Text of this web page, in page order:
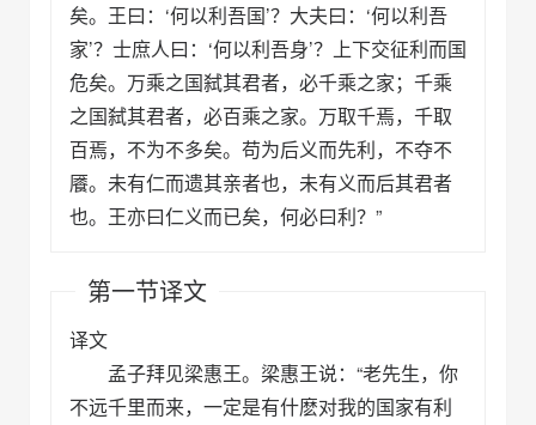
矣。王曰：‘何以利吾国’？大夫曰：‘何以利吾
家’？士庶人曰：‘何以利吾身’？上下交征利而国
危矣。万乘之国弑其君者，必千乘之家；千乘
之国弑其君者，必百乘之家。万取千焉，千取
百焉，不为不多矣。苟为后义而先利，不夺不
餍。未有仁而遗其亲者也，未有义而后其君者
也。王亦曰仁义而已矣，何必曰利？”
第一节译文
译文
孟子拜见梁惠王。梁惠王说：“老先生，你
不远千里而来，一定是有什麽对我的国家有利